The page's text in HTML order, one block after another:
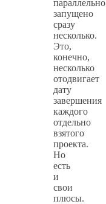
параллельно
запущено
сразу
несколько.
Это,
конечно,
несколько
отодвигает
дату
завершения
каждого
отдельно
взятого
проекта.
Но
есть
и
свои
плюсы.